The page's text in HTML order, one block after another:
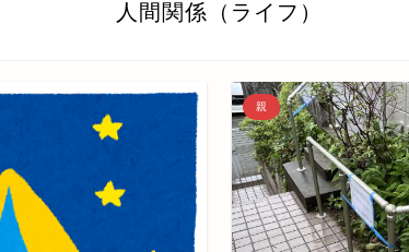
人間関係（ライフ）
親